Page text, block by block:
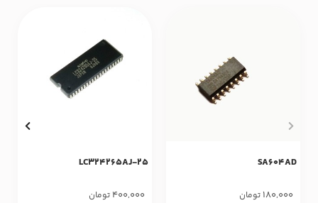
SA604AD
180,000 تومان
LC324265AJ-25
400,000 تومان